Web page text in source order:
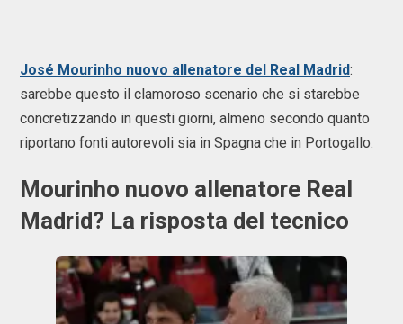
José Mourinho nuovo allenatore del Real Madrid:
sarebbe questo il clamoroso scenario che si starebbe
concretizzando in questi giorni, almeno secondo quanto
riportano fonti autorevoli sia in Spagna che in Portogallo.
Mourinho nuovo allenatore Real
Madrid? La risposta del tecnico